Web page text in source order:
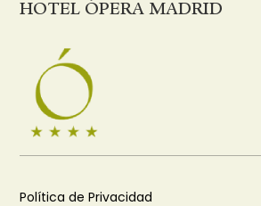
HOTEL ÓPERA MADRID
Política de Privacidad